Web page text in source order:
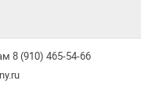
8 (910) 465-54-66